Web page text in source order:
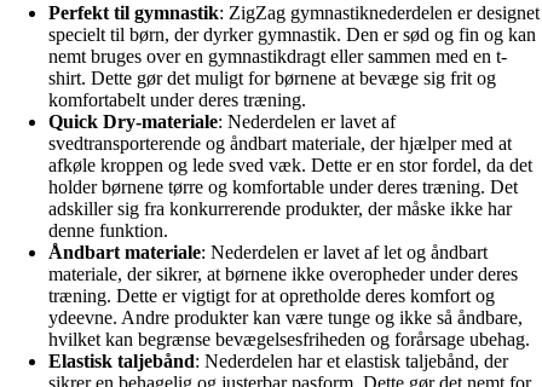
Perfekt til gymnastik: ZigZag gymnastiknederdelen er designet
specielt til børn, der dyrker gymnastik. Den er sød og fin og kan
nemt bruges over en gymnastikdragt eller sammen med en t-
shirt. Dette gør det muligt for børnene at bevæge sig frit og
komfortabelt under deres træning.
Quick Dry-materiale: Nederdelen er lavet af
svedtransporterende og åndbart materiale, der hjælper med at
afkøle kroppen og lede sved væk. Dette er en stor fordel, da det
holder børnene tørre og komfortable under deres træning. Det
adskiller sig fra konkurrerende produkter, der måske ikke har
denne funktion.
Åndbart materiale: Nederdelen er lavet af let og åndbart
materiale, der sikrer, at børnene ikke overopheder under deres
træning. Dette er vigtigt for at opretholde deres komfort og
ydeevne. Andre produkter kan være tunge og ikke så åndbare,
hvilket kan begrænse bevægelsesfriheden og forårsage ubehag.
Elastisk taljebånd: Nederdelen har et elastisk taljebånd, der
sikrer en behagelig og justerbar pasform. Dette gør det nemt for